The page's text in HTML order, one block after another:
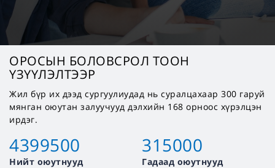
ОРОСЫН БОЛОВСРОЛ ТООН
ҮЗҮҮЛЭЛТЭЭР
Жил бүр их дээд сургуулиудад нь суралцахаар 300 гаруй
мянган оюутан залуучууд дэлхийн 168 орноос хүрэлцэн
ирдэг.
4399500
Нийт оюутнууд
315000
Гадаад оюутнууд